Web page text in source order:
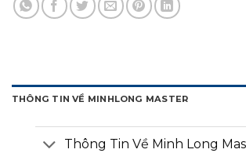
THÔNG TIN VỀ MINHLONG MASTER
Thông Tin Về Minh Long